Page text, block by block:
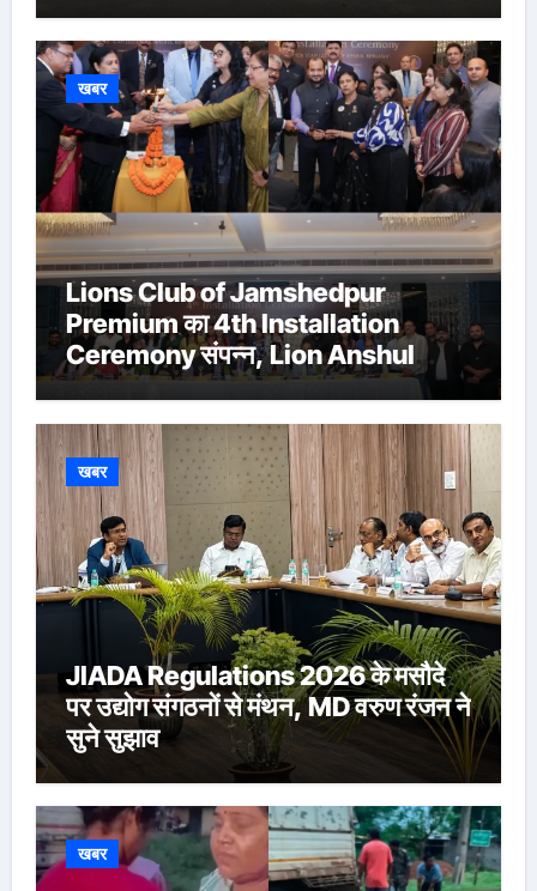
खबर
Lions Club of Jamshedpur
Premium का 4th Installation
Ceremony संपन्न, Lion Anshul
Ringasia ने संभाला अध्यक्ष पद
खबर
JIADA Regulations 2026 के मसौदे
पर उद्योग संगठनों से मंथन, MD वरुण रंजन ने
सुने सुझाव
खबर